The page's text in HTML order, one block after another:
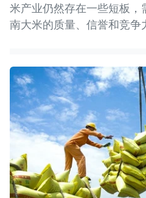
米产业仍然存在一些短板
南大米的质量、信誉和竞争